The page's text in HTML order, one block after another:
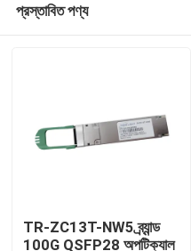
প্রস্তাবিত পণ্য
TR-ZC13T-NW5 ব্র্যান্ড
100G QSFP28 অপটিক্যাল